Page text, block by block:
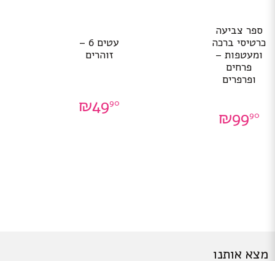
ספר צביעה
כרטיסי ברכה
ומעטפות –
פרחים
ופרפרים
₪9990
עטים 6 –
זוהרים
₪4990
מצא אותנו